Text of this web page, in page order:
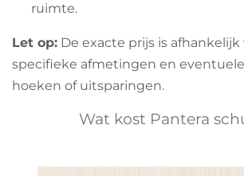
ruimte.
Let op: De exacte prijs is afhankelijk
specifieke afmetingen en
hoeken of uitsparingen.
Wat kost Pantera